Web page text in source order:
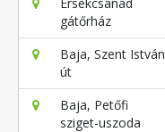
gátőrház
Baja, Szent István
út
Baja, Petőfi
sziget-uszoda